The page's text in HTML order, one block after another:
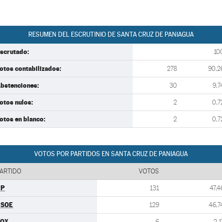
RESUMEN DEL ESCRUTINIO DE SANTA CRUZ DE PANIAGUA
contabilizados: 278
30
nulos: 2
en blanco: 2
VOTOS POR PARTIDOS EN SANTA CRUZ DE PANIAGUA
VOTOS
131
129